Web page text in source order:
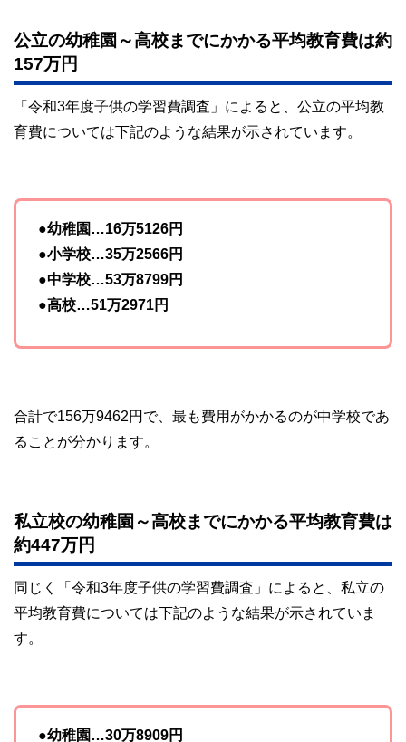
公立の幼稚園～高校までにかかる平均教育費は約
157万円
「令和3年度子供の学習費調査」によると、公立の平均教
育費については下記のような結果が示されています。
●幼稚園…16万5126円
●小学校…35万2566円
●中学校…53万8799円
●高校…51万2971円
合計で156万9462円で、最も費用がかかるのが中学校であ
ることが分かります。
私立校の幼稚園～高校までにかかる平均教育費は
約447万円
同じく「令和3年度子供の学習費調査」によると、私立の
平均教育費については下記のような結果が示されていま
す。
●幼稚園…30万8909円